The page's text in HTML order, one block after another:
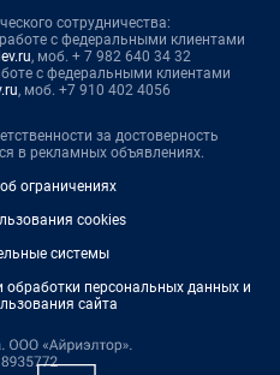
сотрудничества:
с федеральными клиентами
, моб. + 7 982 640 34 32
с федеральными клиентами
, моб. +7 910 402 4056
за достоверность
в рекламных объявлениях.
ограничениях
cookies
системы
персональных данных и
сайта